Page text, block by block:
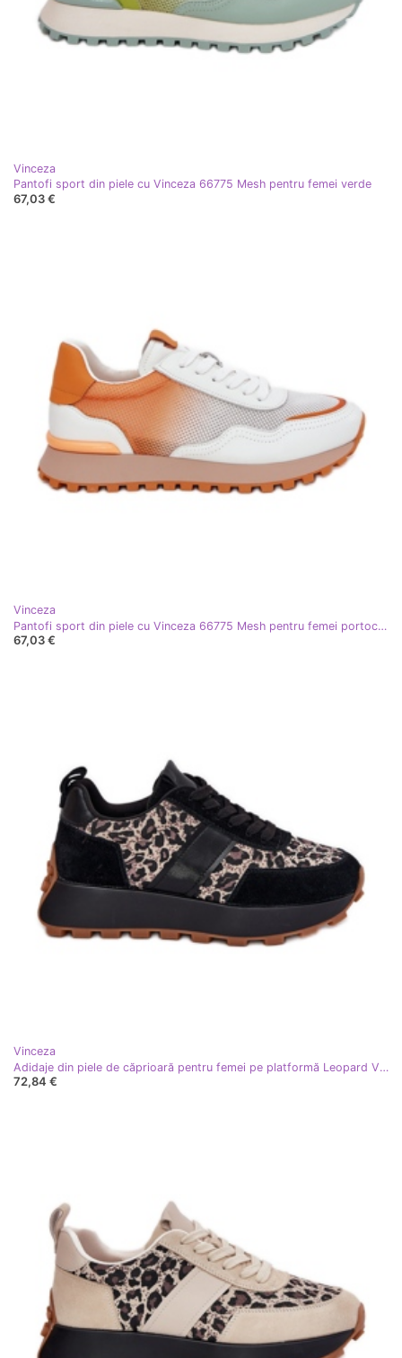
Vinceza
Pantofi sport din piele cu Vinceza 66775 Mesh pentru femei verde
67,03 €
Vinceza
Pantofi sport din piele cu Vinceza 66775 Mesh pentru femei portocale
67,03 €
Vinceza
Adidaje din piele de căprioară pentru femei pe platformă Leopard Vinceza 66793 Negru
72,84 €